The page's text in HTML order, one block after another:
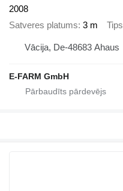
2008
Satveres platums 3 m Tips
Vācija, De-48683 Ahaus
E-FARM GmbH